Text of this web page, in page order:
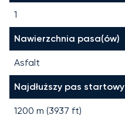
1
Nawierzchnia pasa(ów)
Asfalt
Najdłuższy pas startowy
1200 m (3937 ft)